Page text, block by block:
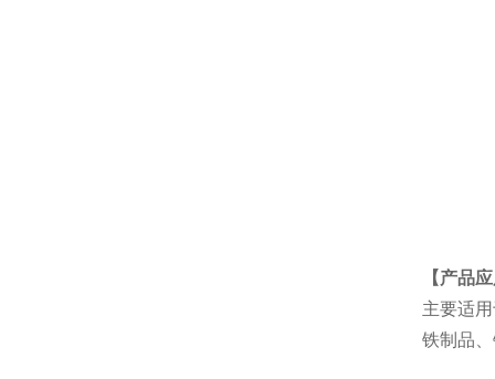
【产品
主要适
铁制品